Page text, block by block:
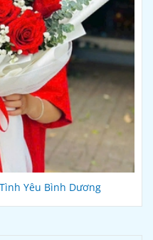
Yêu Bình Dương